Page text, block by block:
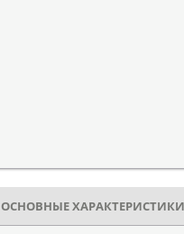
ОСНОВНЫЕ ХАРАКТЕРИСТИКИ